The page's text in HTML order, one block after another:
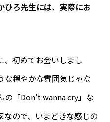
ひろ先生には、実際にお
初めてお会いしまし
な穏やかな雰囲気じゃな
の「Don’t wanna cry」な
なので、いまどきな感じの